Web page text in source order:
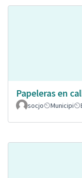
Papeleras en
socjo
Municipi